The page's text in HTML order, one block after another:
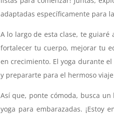
adaptadas específicamente para
A lo largo de esta clase, te
fortalecer tu cuerpo, mejorar tu
en crecimiento. El yoga durante
y prepararte para el hermoso
Así que, ponte cómoda, busca
yoga para embarazadas. ¡Estoy